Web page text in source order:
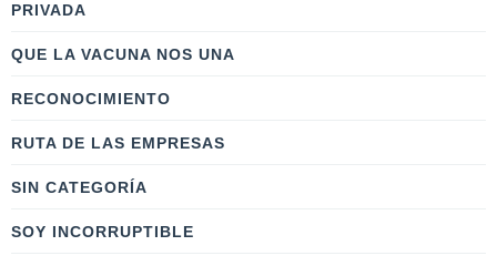
PRIVADA
QUE LA VACUNA NOS UNA
RECONOCIMIENTO
RUTA DE LAS EMPRESAS
SIN CATEGORÍA
SOY INCORRUPTIBLE